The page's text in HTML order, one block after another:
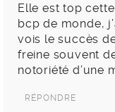
Elle est top
bcp de monde,
vois le succès
freine souvent
notoriété d’une
RÉPONDRE